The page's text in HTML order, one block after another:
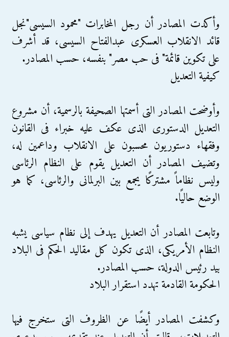
وأكدت المصادر أن رجل المخابرات "محمود السيسى"نجل
قائد الانقلاب العسكرى عبدالفتاح السيسى، قد أشرف
على تكوين قائمة" فى حب مصر" بنفسه، حسب المصادر.
كيفية التعديل
وأوضحت المصادر التى أسمتها الصحيفة بالرسمية، أن مشروع
التعديل الدستورى الذى عكف عليه خبراء فى القانون
وفقهاء دستوريون محسبون على الانقلاب وداعمين له،
وتضيف المصادر أن التعديل يقوم على النظام الرئاسى
وليس نظاماً مشتركًا يجمع بين البرلمانى والرئاسى، كما هو
الوضع حاليًا.
وتابعت المصادر أن التعديل يهدف إلى نظام سياسى يشبه
النظام الأمريكى، الذى تكون كل مقاليد الحكم فى البلاد
بيد رئيس الدولة، حسب المصادر.
الحكومة القادمة تهدد استقرار البلاد
وكشفت المصادر أيضًا عن الظروف التى ستخرج فيها